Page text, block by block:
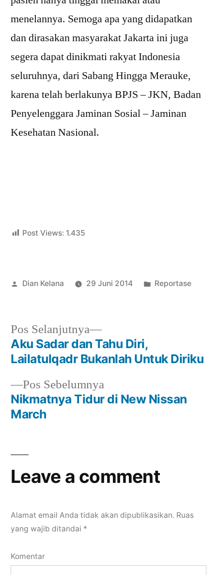
menelannya. Semoga apa yang didapatkan
dan dirasakan masyarakat Jakarta ini juga
segera dapat dinikmati rakyat Indonesia
seluruhnya, dari Sabang Hingga Merauke,
karena telah berlakunya BPJS – JKN, Badan
Penyelenggara Jaminan Sosial – Jaminan
Kesehatan Nasional.
Post Views: 1.435
Posted
Dian Kelana 29 Juni 2014
Posted
Reportase
Navigasi
posPos SebelumnyaPrevious
post:
Nikmatnya Tidur di New Nissan
March
Pos Selanjutnya
Next
post:
Aku Sadar dan Tahu Diri,
Lailatulqadr Bukanlah Untuk Diriku
Leave a comment
Alamat email Anda tidak akan dipublikasikan. Ruas
yang wajib ditandai *
Komentar